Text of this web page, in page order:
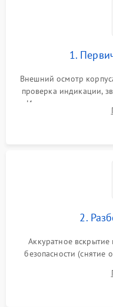
1.
Внешний осмотр
проверка индикации,
Измерение входного
реакции ИБП на
2.
Аккуратное
безопасности (снятие
и кистей для